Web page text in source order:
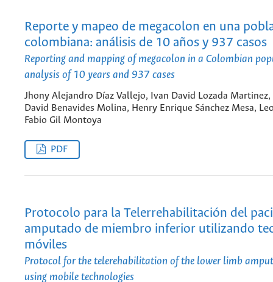
Reporte y mapeo de megacolon en una
colombiana: análisis de 10 años y 937 casos
Reporting and mapping of megacolon in a Colombian
analysis of 10 years and 937 cases
Jhony Alejandro Díaz Vallejo, Ivan David Lozada
David Benavides Molina, Henry Enrique Sánchez Mesa,
Fabio Gil Montoya
PDF
Protocolo para la Telerrehabilitación del
amputado de miembro inferior utilizando
móviles
Protocol for the telerehabilitation of the lower limb
using mobile technologies